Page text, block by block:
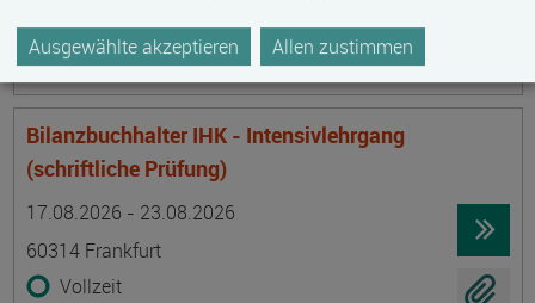
Vollzeit
Präsenzveranstaltung
Bilanzbuchhalter IHK - Intensivlehrgang
(schriftliche Prüfung)
17.08.2026 - 23.08.2026
60314 Frankfurt
Vollzeit
Ausgewählte akzeptieren Allen zustimmen